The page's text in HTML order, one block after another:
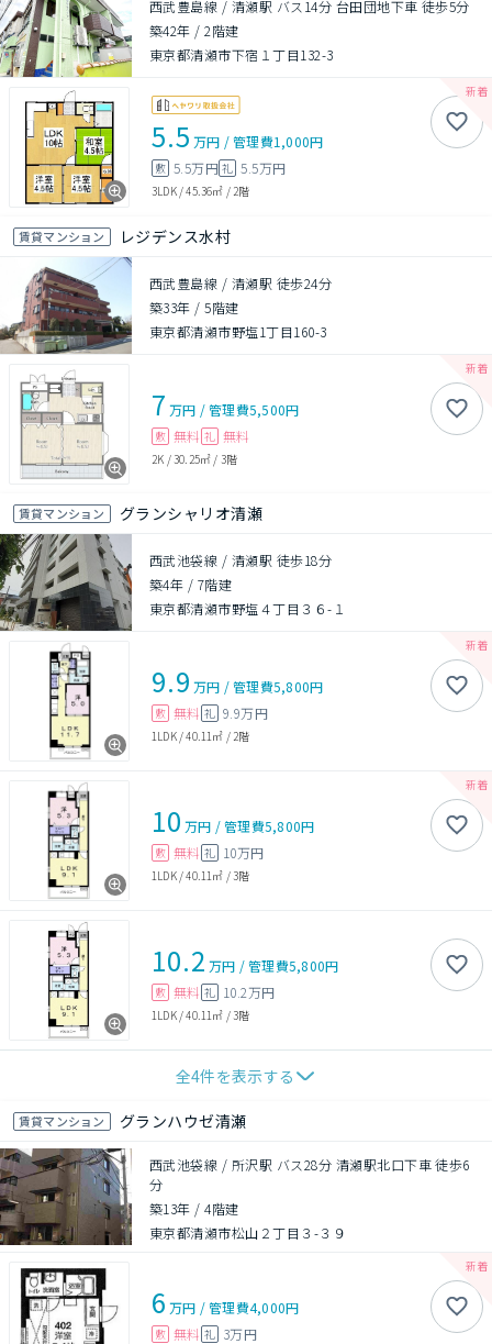
西武豊島線 / 清瀬駅 バス14分 台田団地下車 徒歩5分
築42年 /2階建
東京都清瀬市下宿１丁目132-3
5.5 万円 /管理費1,000円
敷 5.5万円礼 5.5万円
3LDK/45.36㎡ /2階
賃貸マンション レジデンス水村
西武豊島線 / 清瀬駅 徒歩24分
築33年 /5階建
東京都清瀬市野塩1丁目160-3
7 万円 /管理費5,500円
敷 無料 礼 無料
2K /30.25㎡ / 3階
賃貸マンション グランシャリオ清瀬
西武池袋線 / 清瀬駅 徒歩18分
築4年 / 7階建
東京都清瀬市野塩４丁目３６-１
9.9 万円 /管理費5,800円
敷 無料 礼 9.9万円
1LDK/40.11㎡ / 2階
10 万円 /管理費5,800円
敷 無料 礼 10万円
1LDK/40.11㎡ /3階
10.2 万円 /管理費5,800円
敷 無料 礼 10.2万円
1LDK/40.11㎡ /3階
全4件を表示する
賃貸マンション グランハウゼ清瀬
西武池袋線 / 所沢駅 バス28分 清瀬駅北口下車 徒歩6
分
築13年 /4階建
東京都清瀬市松山２丁目３-３９
6 万円 /管理費4,000円
敷 無料 礼 3万円